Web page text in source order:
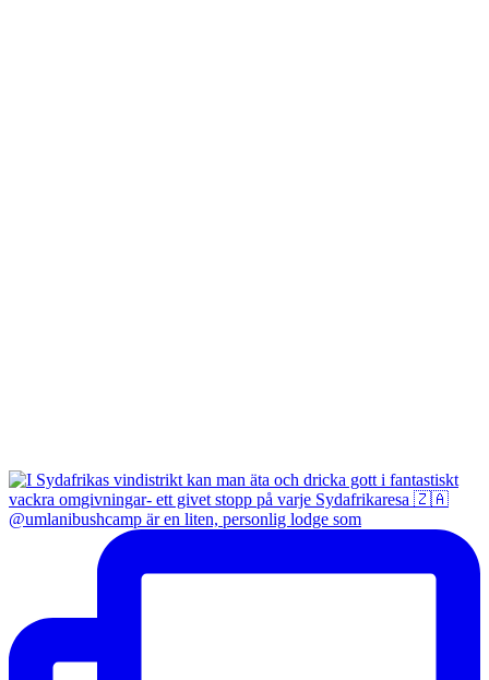
@umlanibushcamp är en liten, personlig lodge som